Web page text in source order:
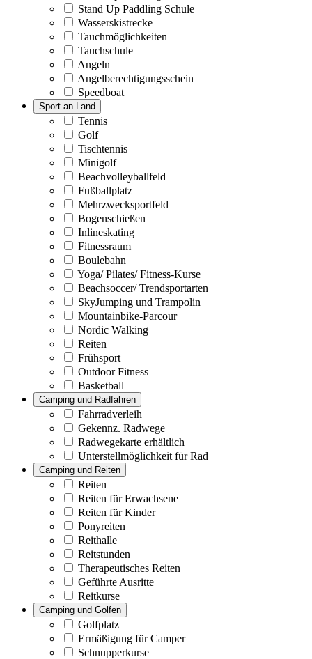
Stand Up Paddling Schule
Wasserskistrecke
Tauchmöglichkeiten
Tauchschule
Angeln
Angelberechtigungsschein
Speedboat
Sport an Land
Tennis
Golf
Tischtennis
Minigolf
Beachvolleyballfeld
Fußballplatz
Mehrzwecksportfeld
Bogenschießen
Inlineskating
Fitnessraum
Boulebahn
Yoga/ Pilates/ Fitness-Kurse
Beachsoccer/ Trendsportarten
SkyJumping und Trampolin
Mountainbike-Parcour
Nordic Walking
Reiten
Frühsport
Outdoor Fitness
Basketball
Camping und Radfahren
Fahrradverleih
Gekennz. Radwege
Radwegekarte erhältlich
Unterstellmöglichkeit für Rad
Camping und Reiten
Reiten
Reiten für Erwachsene
Reiten für Kinder
Ponyreiten
Reithalle
Reitstunden
Therapeutisches Reiten
Geführte Ausritte
Reitkurse
Camping und Golfen
Golfplatz
Ermäßigung für Camper
Schnupperkurse